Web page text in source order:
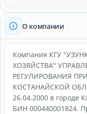
О компании
Компания КГУ
ХОЗЯЙСТВА"
РЕГУЛИРОВАНИЯ
КОСТАНАЙСКОЙ
26.04.2000 в городе
БИН 000440001824.